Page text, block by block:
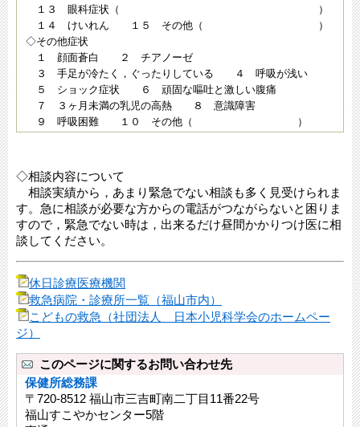
１３ 眼科症状（ ）
１４ けいれん １５ その他（ ）
◇その他症状
１ 顔面蒼白 ２ チアノーゼ
３ 手足が冷たく，ぐったりしている ４ 呼吸が浅い
５ ショック症状 ６ 頑固な嘔吐と激しい腹痛
７ ３ヶ月未満の乳児の高熱 ８ 意識障害
９ 呼吸困難 １０ その他（ ）
◇相談内容について
相談実績から，あまり緊急でない相談も多く見受けられま
す。急に相談が必要な方からの電話がつながらないと困りま
すので，緊急でない時は，出来るだけ昼間かかりつけ医に相
談してください。
休日診療医療機関
救急病院・診療所一覧（福山市内）
こどもの救急（社団法人 日本小児科学会のホームペー
ジ）
このページに関するお問い合わせ先
保健所総務課
〒720-8512 福山市三吉町南二丁目11番22号
福山すこやかセンター5階